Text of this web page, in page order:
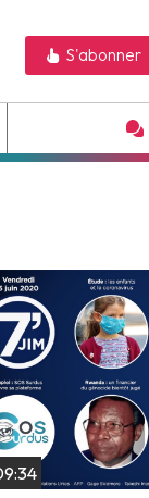
S'abonner
Lire plus tard